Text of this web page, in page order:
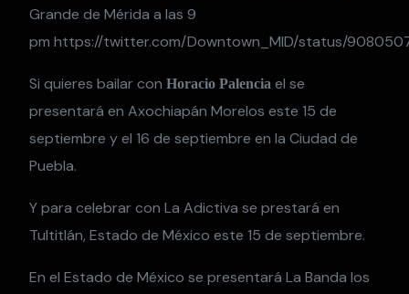
Grande de Mérida a las 9
pm https://twitter.com/Downtown_MID/status/
Si quieres bailar conHoracio Palencia el se
presentará en Axochiapán Morelos este 15 de
septiembre y el 16 de septiembre en la Ciudad de
Puebla.
Y para celebrar con La Adictiva se prestará en
Tultitlán, Estado de México este 15 de septiembre.
En el Estado de México se presentará La Banda los